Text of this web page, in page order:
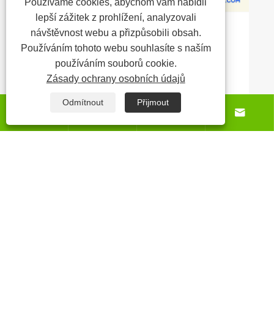
Jak výstražná páska zlepšuje bezpečnost
na pracovišti a kontrolu nebezpečí?
Ukázat více >>
O nás
 
Používáme cookies, abychom vám nabídli
lepší zážitek z prohlížení, analyzovali
návštěvnost webu a přizpůsobili obsah.
Používáním tohoto webu souhlasíte s naším
používáním souborů cookie.
Zásady ochrany osobních údajů
Odmítnout Přijmout